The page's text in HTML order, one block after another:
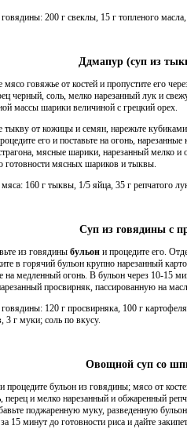
200 г свеклы, 15 г топленого
Ддмапур (суп из
мясо говяжье от костей и пропустите его
черный, соль, мелко нарезанный лук и
массы шарики величиной с грецкий орех.
тыкву от кожицы и семян, нарежьте
его и поставьте на огонь,
мясные шарики, нарезанный мелко
готовности мясных шариков и тыквы.
160 г тыквы, 1/5 яйца, 35 г репчатого
Суп из говядины с
из говядины бульон и процедите его.
в горячий бульон крупно нарезанный
на медленный огонь. В бульон через 10-15
просвирняк, пассированную на
120 г просвирняка, 100 г
3 г муки; соль по вкусу.
Овощной суп со
процедите бульон из говядины; мясо от
перец и мелко нарезанный и обжаренный
поджаренную муку, разведенную
15 минут до готовности риса и дайте